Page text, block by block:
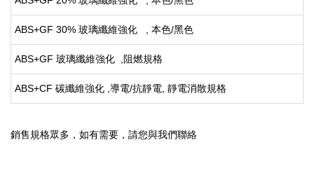
ABS+GF 30% 玻璃纖維強化 , 本色/黑色
ABS+GF 玻璃纖維強化 ,阻燃規格
ABS+CF 碳纖維強化 ,導電/抗靜電, 靜電消散規格
銷售規格眾多，如有需要，請您與我們聯絡